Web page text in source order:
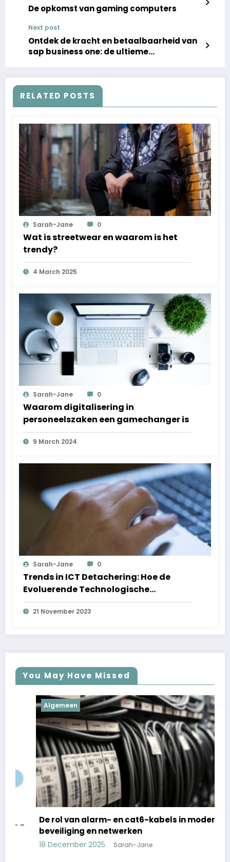
De opkomst van gaming computers
Next post
Ontdek de kracht en betaalbaarheid van
sap business one: de ultieme
RELATED POSTS
Sarah-Jane 0
Wat is streetwear en waarom is het
trendy?
4 March 2025
Sarah-Jane 0
Waarom digitalisering in
personeelszaken een gamechanger is
9 March 2024
Sarah-Jane 0
Trends in ICT Detachering: Hoe de
Evoluerende Technologische
Landschap de Toekomst van
Detachering Vormgeeft
21 November 2023
You May Have Missed
Algemeen
De rol van alarm- en cat6-kabels in moderne
beveiliging en netwerken
18 December 2025 Sarah-Jane